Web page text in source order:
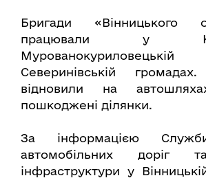
Бригади «Вінницького
працювали у
Северинівській
відновили на
пошкоджені ділянки.
За інформацією
автомобільних доріг
інфраструктури у